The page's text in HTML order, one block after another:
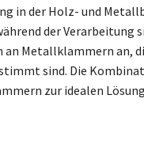
in der Holz- und
der Verarbeitung
Metallklammern an,
sind. Die
zur idealen